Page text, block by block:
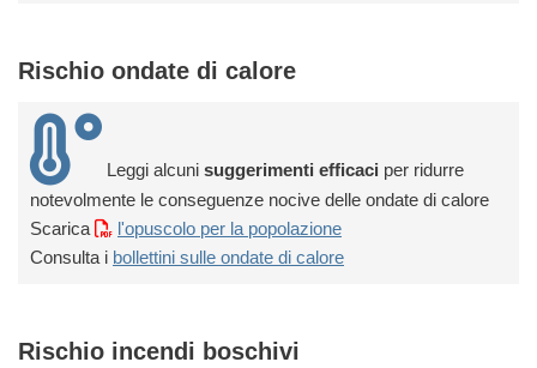
Rischio ondate di calore
Leggi alcuni suggerimenti efficaci per ridurre
notevolmente le conseguenze nocive delle ondate di calore
Scarica
l'opuscolo per la popolazione
Consulta i bollettini sulle ondate di calore
Rischio incendi boschivi